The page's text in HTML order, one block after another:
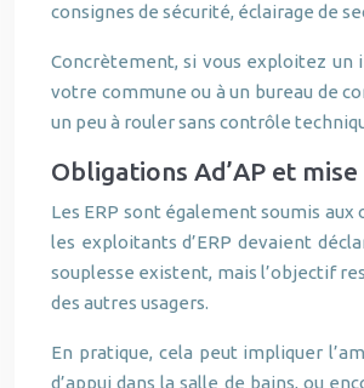
consignes de sécurité, éclairage de
Concrètement, si vous exploitez un
votre commune ou à un bureau de
un peu à rouler sans contrôle
Obligations Ad’AP et
Les ERP sont également soumis
les exploitants d’ERP devaient
souplesse existent, mais l’objectif
des autres usagers.
En pratique, cela peut impliquer
d’appui dans la salle de bains, ou